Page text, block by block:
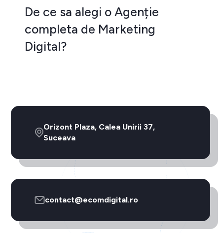
De ce sa alegi o Agenție
completa de Marketing
Digital?
Orizont Plaza, Calea Unirii 37,
Suceava
contact@ecomdigital.ro